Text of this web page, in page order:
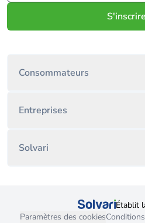
S'inscrire
Consommateurs
Entreprises
Solvari
Établit
Paramètres des cookies